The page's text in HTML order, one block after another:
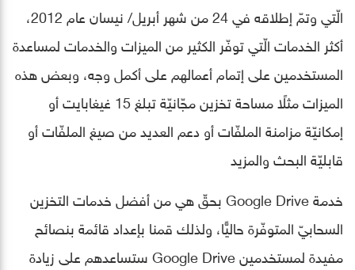
الّتي وتمّ إطلاقه في 24 من شهر أبريل/ نيسان عام 2012،
أكثر الخدمات الّتي توفّر الكثير من الميزات والخدمات لمساعدة
المستخدمين على إتمام أعمالهم على أكمل وجه، وبعض هذه
الميزات مثلًا مساحة تخزين مجّانيّة تبلغ 15 غيغابايت أو
إمكانيّة مزامنة الملفّات أو دعم العديد من صيغ الملفّات أو
قابليّة البحث والمزيد
خدمة Google Drive بحقّ هي من أفضل خدمات التخزين
السحابيّ المتوفّرة حاليًّا، ولذلك قمنا بإعداد قائمة بنصائح
مفيدة لمستخدمين Google Drive ستساعدهم على زيادة